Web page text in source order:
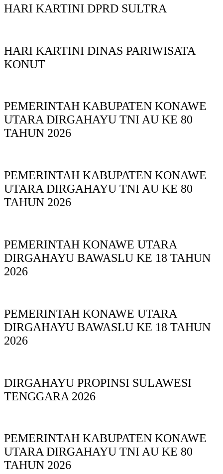
HARI KARTINI DPRD SULTRA
HARI KARTINI DINAS PARIWISATA
KONUT
PEMERINTAH KABUPATEN KONAWE
UTARA DIRGAHAYU TNI AU KE 80
TAHUN 2026
PEMERINTAH KABUPATEN KONAWE
UTARA DIRGAHAYU TNI AU KE 80
TAHUN 2026
PEMERINTAH KONAWE UTARA
DIRGAHAYU BAWASLU KE 18 TAHUN
2026
PEMERINTAH KONAWE UTARA
DIRGAHAYU BAWASLU KE 18 TAHUN
2026
DIRGAHAYU PROPINSI SULAWESI
TENGGARA 2026
PEMERINTAH KABUPATEN KONAWE
UTARA DIRGAHAYU TNI AU KE 80
TAHUN 2026